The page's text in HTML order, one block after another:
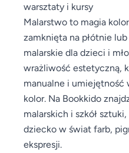
warsztaty i kursy
Malarstwo to magia
zamknięta na płótnie
malarskie dla dzieci i
wrażliwość estetyczną,
manualne i umiejętność
kolor. Na Bookkido
malarskich i szkół
dziecko w świat farb,
ekspresji.